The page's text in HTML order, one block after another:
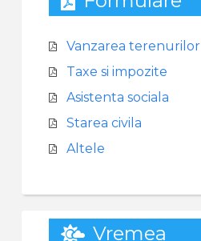
Vanzarea terenurilor
Taxe si impozite
Asistenta sociala
Starea civila
Altele
Vremea